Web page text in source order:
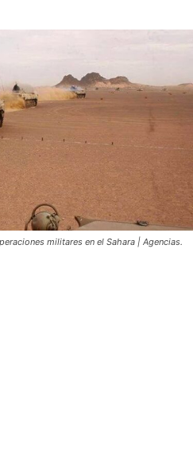
militares en el Sahara | Agencias.